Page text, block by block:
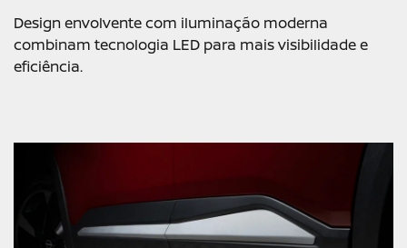
Design envolvente com iluminação moderna
combinam tecnologia LED para mais visibilidade e
eficiência.